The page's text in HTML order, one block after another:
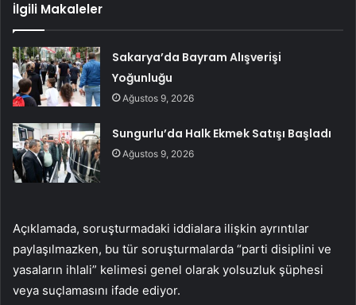
İlgili Makaleler
Sakarya’da Bayram Alışverişi
Yoğunluğu
Ağustos 9, 2026
Sungurlu’da Halk Ekmek Satışı Başladı
Ağustos 9, 2026
Açıklamada, soruşturmadaki iddialara ilişkin ayrıntılar
paylaşılmazken, bu tür soruşturmalarda “parti disiplini ve
yasaların ihlali” kelimesi genel olarak yolsuzluk şüphesi
veya suçlamasını ifade ediyor.